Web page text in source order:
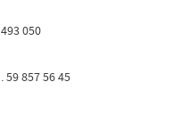
050
59 857 56 45